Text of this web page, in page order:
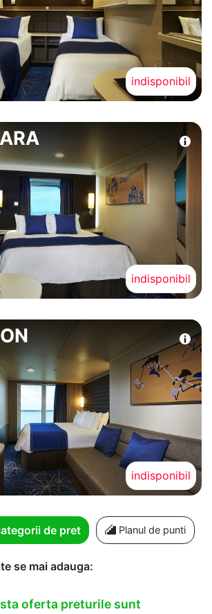
indisponibil
indisponibil
indisponibil
de pret Planul de punti
se mai adauga:
oferta preturile sunt